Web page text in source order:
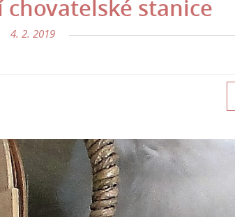
chovatelské stanice
4. 2. 2019